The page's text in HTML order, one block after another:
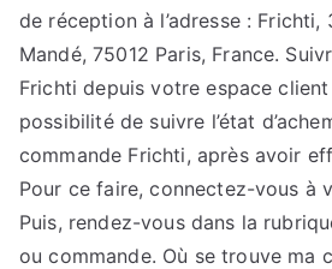
de réception à l’adresse :
Mandé, 75012 Paris, France.
Frichti depuis votre espace
possibilité de suivre l’état
commande Frichti, après avoir
Pour ce faire, connectez-vous à
Puis, rendez-vous dans la
ou commande. Où se trouve ma